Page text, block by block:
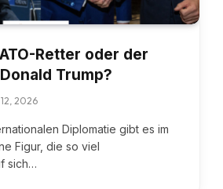
Retter oder der
Trump?
2026
Diplomatie gibt es im
Figur, die so viel
sich…